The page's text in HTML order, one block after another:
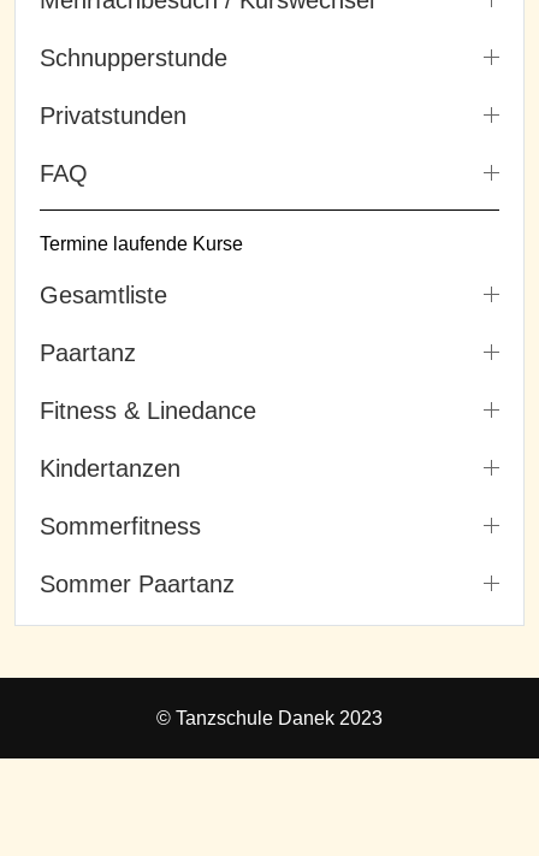
Schnupperstunde
Privatstunden
FAQ
Termine laufende Kurse
Gesamtliste
Paartanz
Fitness & Linedance
Kindertanzen
Sommerfitness
Sommer Paartanz
© Tanzschule Danek 2023